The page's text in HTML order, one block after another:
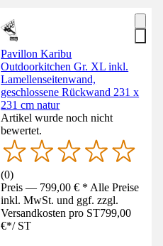
Pavillon Karibu
Outdoorkitchen Gr. XL inkl.
Lamellenseitenwand,
geschlossene Rückwand 231 x
231 cm natur
Artikel wurde noch nicht
bewertet.
(0)
Preis — 799,00 € * Alle Preise
inkl. MwSt. und ggf. zzgl.
Versandkosten pro ST799,00
€*/ ST